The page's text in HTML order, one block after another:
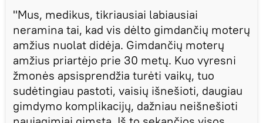
"Mus, medikus, tikriausiai labiausiai
neramina tai, kad vis dėlto gimdančių moterų
amžius nuolat didėja. Gimdančių moterų
amžius priartėjo prie 30 metų. Kuo vyresni
žmonės apsisprendžia turėti vaikų, tuo
sudėtingiau pastoti, vaisių išnešioti, daugiau
gimdymo komplikacijų, dažniau neišnešioti